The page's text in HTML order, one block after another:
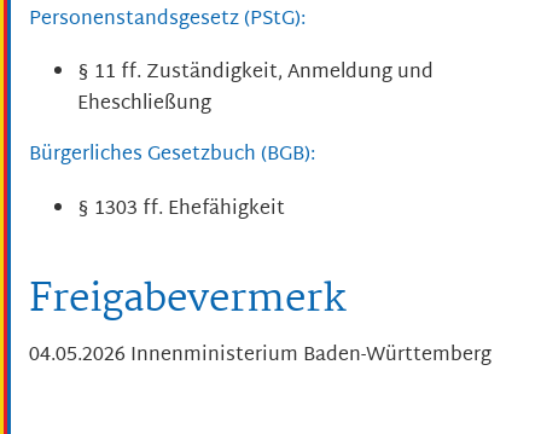
Personenstandsgesetz (PStG):
§ 11 ff. Zuständigkeit, Anmeldung und
Eheschließung
Bürgerliches Gesetzbuch (BGB):
§ 1303 ff. Ehefähigkeit
Freigabevermerk
04.05.2026 Innenministerium Baden-Württemberg